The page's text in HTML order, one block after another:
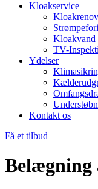
Kloakservice
TV-
Ydelser
Kontakt os
Få et tilbud
Belægning